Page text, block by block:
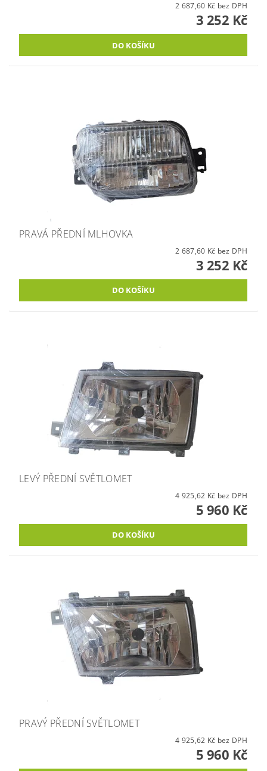
2 687,60 Kč bez DPH
3 252 Kč
PRAVÁ PŘEDNÍ MLHOVKA
2 687,60 Kč bez DPH
3 252 Kč
LEVÝ PŘEDNÍ SVĚTLOMET
4 925,62 Kč bez DPH
5 960 Kč
PRAVÝ PŘEDNÍ SVĚTLOMET
4 925,62 Kč bez DPH
5 960 Kč